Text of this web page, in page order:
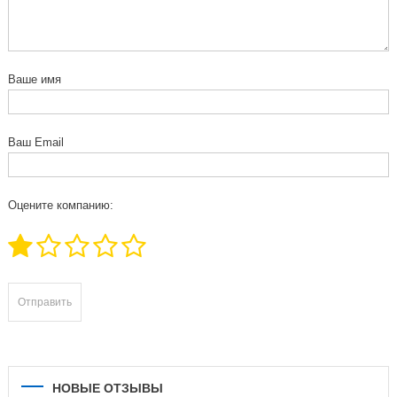
Ваше имя
Ваш Email
Оцените компанию:
НОВЫЕ ОТЗЫВЫ